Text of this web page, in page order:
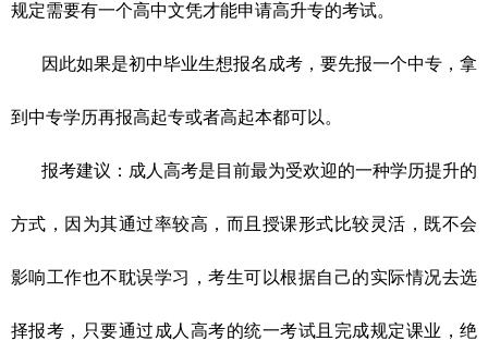
规定需要有一个高中文凭才能申请高升专的考试。
因此如果是初中毕业生想报名成考，要先报一个中专，拿
到中专学历再报高起专或者高起本都可以。
报考建议： 成人高考是目前最为受欢迎的一种学历提升的
方式，因为其通过率较高，而且授课形式比较灵活，既不会
影响工作也不耽误学习，考生可以根据自己的实际情况去选
择报考，只要通过成人高考的统一考试且完成规定课业，绝